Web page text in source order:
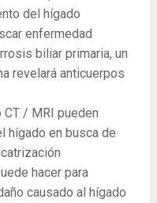
del hígado
enfermedad
biliar primaria, un
revelará anticuerpos
/ MRI pueden
hígado en busca de
hacer para
causado al hígado